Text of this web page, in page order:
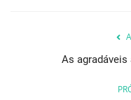
As agradáveis